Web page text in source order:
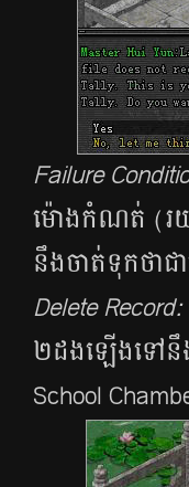
Failure
ម៉ោងកំណត់ (រយ
នឹងចាត់ទុកថា
Delete Record:
២ដងឡើងទៅនឹ
School